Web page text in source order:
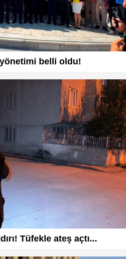
belli oldu!
Tüfekle ateş açtı...